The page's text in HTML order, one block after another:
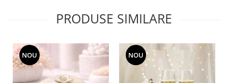
PRODUSE SIMILARE
NOU NOU